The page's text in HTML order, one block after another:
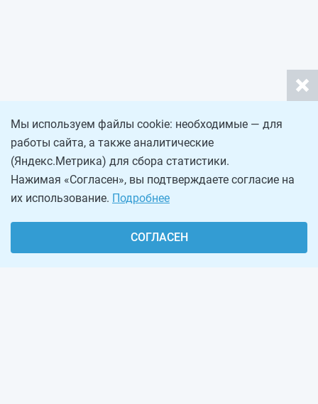
Мы используем файлы cookie: необходимые — для
работы сайта, а также аналитические
(Яндекс.Метрика) для сбора статистики.
Нажимая «Согласен», вы подтверждаете согласие на
их использование. Подробнее
СОГЛАСЕН